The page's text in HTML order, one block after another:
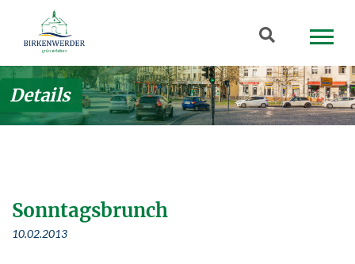
Zum Hauptinhalt springen
Suchbegriff
Details
Sonntagsbrunch
10.02.2013